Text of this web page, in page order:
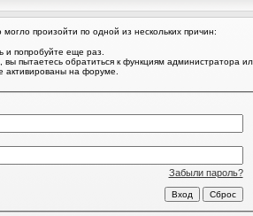
произойти по одной из нескольких причин:
и попробуйте еще раз.
пытаетесь обратиться к функциям администратора
активированы на форуме.
Забыли пароль?